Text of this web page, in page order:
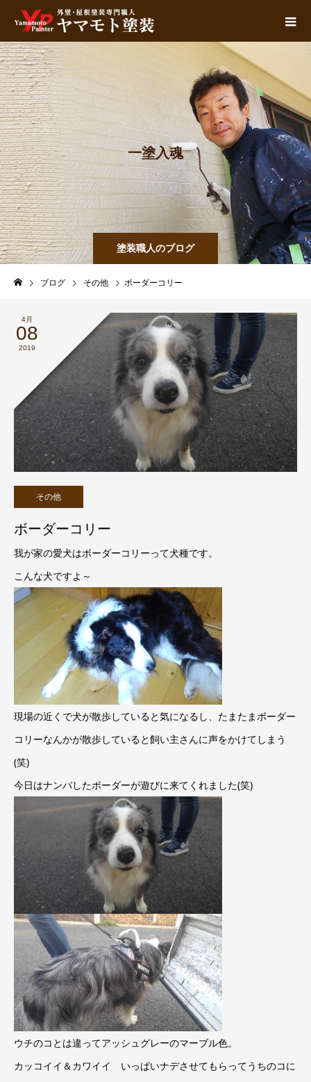
塗装職人のブログ
一塗入魂
ブログ その他 ボーダーコリー
4月
08
2019
その他
ボーダーコリー
我が家の愛犬はボーダーコリーって犬種です。
こんな犬ですよ～
現場の近くで犬が散歩していると気になるし、たまたまボーダー
コリーなんかが散歩していると飼い主さんに声をかけてしまう
(笑)
今日はナンパしたボーダーが遊びに来てくれました(笑)
ウチのコとは違ってアッシュグレーのマーブル色。
カッコイイ＆カワイイ いっぱいナデさせてもらってうちのコに